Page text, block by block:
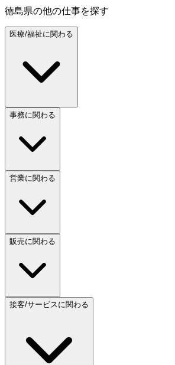
徳島県の他の仕事を探す
医療/福祉に関わる
事務に関わる
営業に関わる
販売に関わる
接客/サービスに関わる